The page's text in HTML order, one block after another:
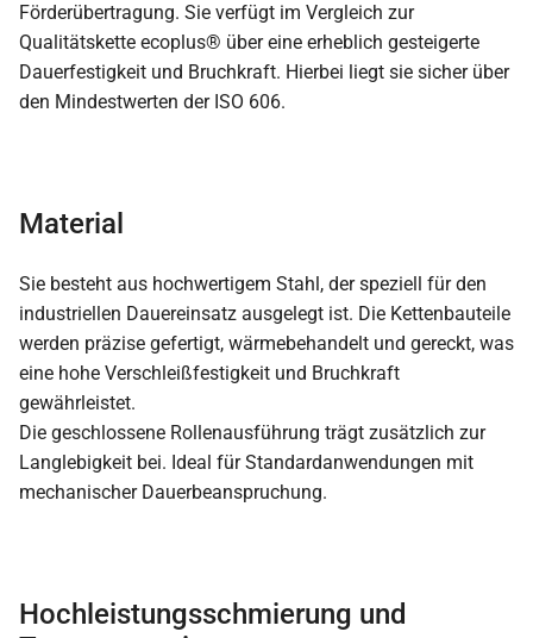
Förderübertragung. Sie verfügt im Vergleich zur
Qualitätskette ecoplus® über eine erheblich gesteigerte
Dauerfestigkeit und Bruchkraft. Hierbei liegt sie sicher über
den Mindestwerten der ISO 606.
Material
Sie besteht aus hochwertigem Stahl, der speziell für den
industriellen Dauereinsatz ausgelegt ist. Die Kettenbauteile
werden präzise gefertigt, wärmebehandelt und gereckt, was
eine hohe Verschleißfestigkeit und Bruchkraft
gewährleistet.
Die geschlossene Rollenausführung trägt zusätzlich zur
Langlebigkeit bei. Ideal für Standardanwendungen mit
mechanischer Dauerbeanspruchung.
Hochleistungsschmierung und